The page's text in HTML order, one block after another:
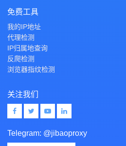
免费工具
我的IP地址
代理检测
IP归属地查询
反爬检测
浏览器指纹检测
关注我们
Telegram: @jibaoproxy